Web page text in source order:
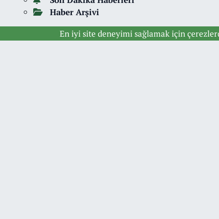
Haber Arşivi
En iyi site deneyimi sağlamak için